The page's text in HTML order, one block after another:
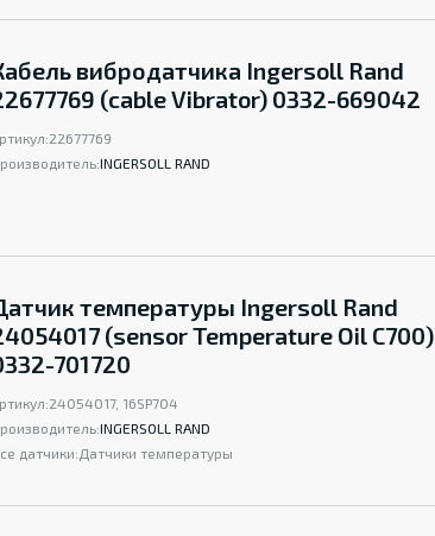
вибродатчика Ingersoll Rand
(cable Vibrator) 0332-669042
22677769
INGERSOLL RAND
температуры Ingersoll Rand
(sensor Temperature Oil C700)
701720
24054017, 16SP704
INGERSOLL RAND
датчики: Датчики температуры